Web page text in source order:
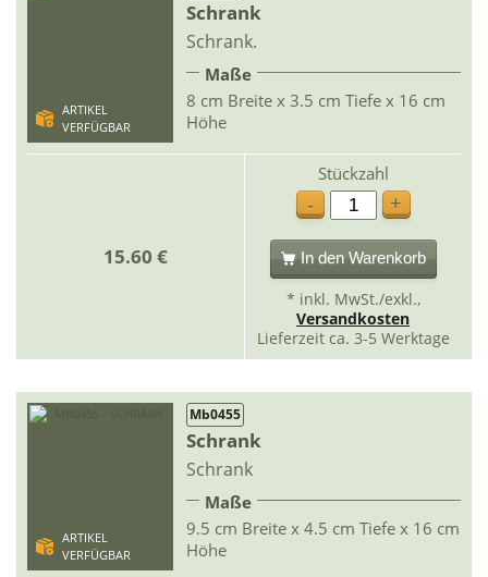
ARTIKEL
VERFÜGBAR
Schrank
Schrank.
Maße
8 cm Breite x 3.5 cm Tiefe x 16 cm
Höhe
15.60 €
Stückzahl
-
+
In den Warenkorb
* inkl. MwSt./exkl.,
Versandkosten
Lieferzeit ca. 3-5 Werktage
ARTIKEL
VERFÜGBAR
Mb0455
Schrank
Schrank
Maße
9.5 cm Breite x 4.5 cm Tiefe x 16 cm
Höhe